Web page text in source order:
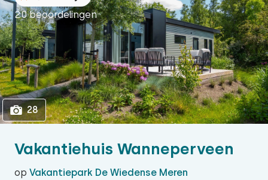
Vakantiehuis Wanneperveen
op Vakantiepark De Wiedense Meren
20 beoordelingen
28